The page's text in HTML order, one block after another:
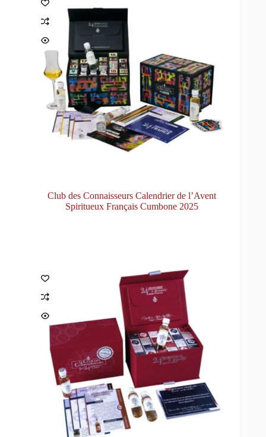
Club des Connaisseurs Calendrier de l’Avent
Spiritueux Français Cumbone 2025